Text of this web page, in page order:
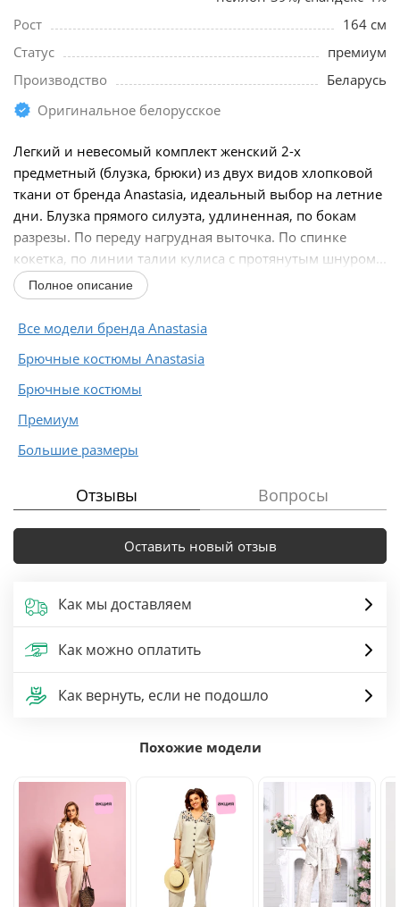
Рост
164 см
Статус
премиум
Производство
Беларусь
Оригинальное белорусское
Легкий и невесомый комплект женский 2-х
предметный (блузка, брюки) из двух видов хлопковой
ткани от бренда Anastasia, идеальный выбор на летние
дни. Блузка прямого силуэта, удлиненная, по бокам
разрезы. По переду нагрудная выточка. По спинке
кокетка, по линии талии кулиса с протянутым шнуром...
Полное описание
Все модели бренда Anastasia
Брючные костюмы Anastasia
Брючные костюмы
Премиум
Большие размеры
Отзывы Вопросы
Оставить новый отзыв
Как мы доставляем
Как можно оплатить
Как вернуть, если не подошло
Похожие модели